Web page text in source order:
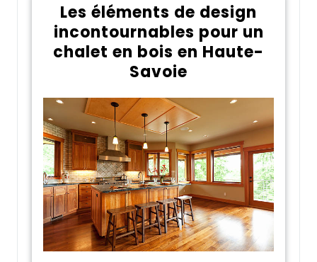
Les éléments de design
incontournables pour un
chalet en bois en Haute-
Savoie